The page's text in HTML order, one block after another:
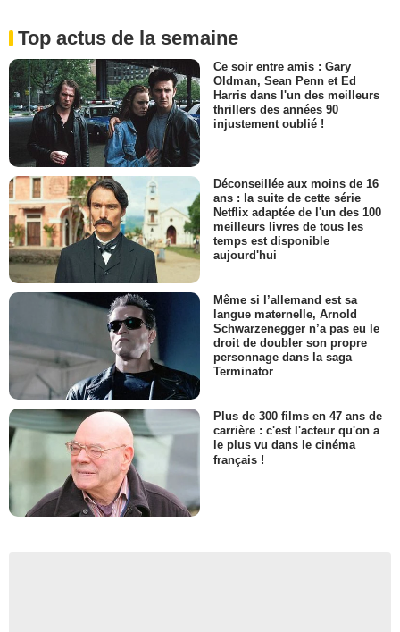
Top actus de la semaine
Ce soir entre amis : Gary
Oldman, Sean Penn et Ed
Harris dans l'un des meilleurs
thrillers des années 90
injustement oublié !
Déconseillée aux moins de 16
ans : la suite de cette série
Netflix adaptée de l'un des 100
meilleurs livres de tous les
temps est disponible
aujourd'hui
Même si l’allemand est sa
langue maternelle, Arnold
Schwarzenegger n’a pas eu le
droit de doubler son propre
personnage dans la saga
Terminator
Plus de 300 films en 47 ans de
carrière : c'est l'acteur qu'on a
le plus vu dans le cinéma
français !